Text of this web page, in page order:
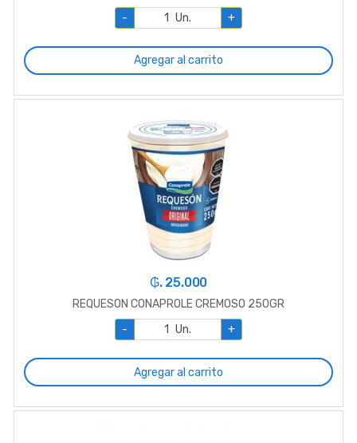
-
Un. +
Agregar al carrito
₲. 25.000
REQUESON CONAPROLE CREMOSO 250GR
-
Un. +
Agregar al carrito